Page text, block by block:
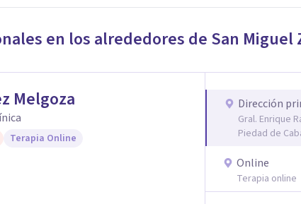
en los alrededores de San Miguel
Melgoza
Terapia Online
Dirección
Gral. Enrique
Piedad de
Online
Terapia online